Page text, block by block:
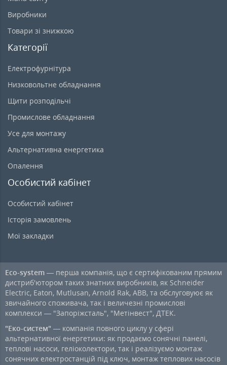
Виробники
Товари зі знижкою
Категорії
Електрофурнітура
Низковольтне обладнання
Щити розподільчі
Промислове обладнання
Усе для монтажу
Альтернативна енергетика
Опалення
Особистий кабінет
Особистий кабінет
Історія замовлень
Мої закладки
Eco-system — перша компанія, що є сертифікованим прямим
дистриб'ютором таких знатних виробників, як Schneider
Electric, Eaton, Mutlusan, Arnold Rak, ABB, та обслуговуює як
звичайного споживача, так і величезні промислові
комплекси — "Запоріжсталь", "Метінвест", ДТЕК.
"Еко-систем" — компанія повного циклу у сфері
альтернативної енергетики: як продаємо сонячні панелі,
теплові насоси, геліоколектори, так і реалізуємо монтаж
сонячних електростанцій під ключ, монтаж теплових насосів